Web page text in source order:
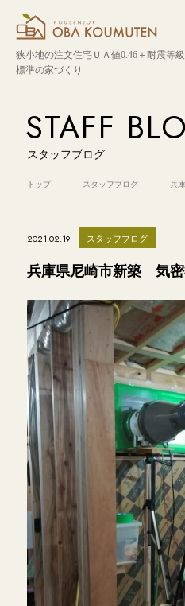
狭小地の注文住宅ＵＡ値0.46＋耐震等
標準の家づくり
STAFF
スタッフブログ
トップ スタッフブログ 兵
2021.02.19 スタッフブログ
兵庫県尼崎市新築 気